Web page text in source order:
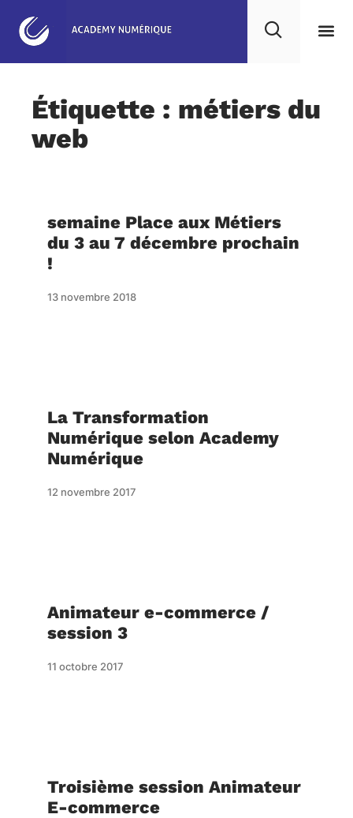
Étiquette : métiers du
web
semaine Place aux Métiers
du 3 au 7 décembre prochain
!
13 novembre 2018
La Transformation
Numérique selon Academy
Numérique
12 novembre 2017
Animateur e-commerce /
session 3
11 octobre 2017
Troisième session Animateur
E-commerce